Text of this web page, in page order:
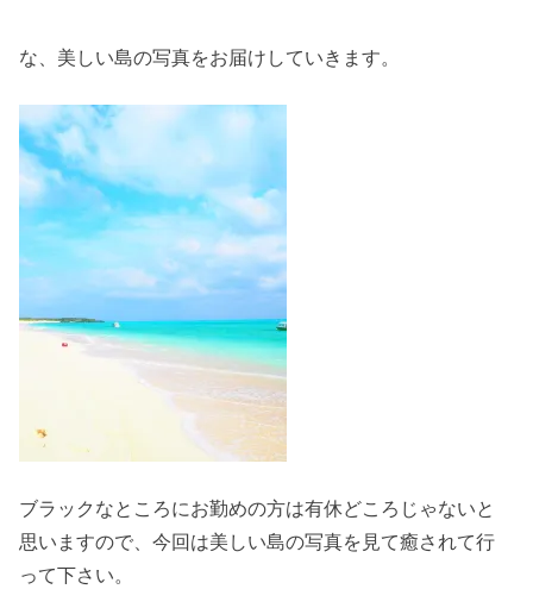
な、美しい島の写真をお届けしていきます。
ブラックなところにお勤めの方は有休どころじゃないと
思いますので、今回は美しい島の写真を見て癒されて行
って下さい。